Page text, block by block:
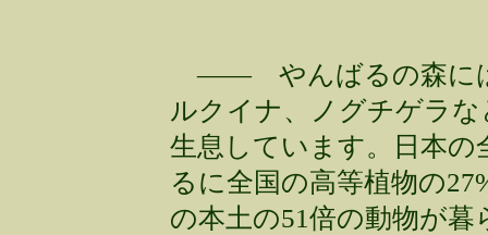
―― やんばるの森には
ルクイナ、ノグチゲラ
生息しています。日本の
るに全国の高等植物の
の本土の51倍の動物が